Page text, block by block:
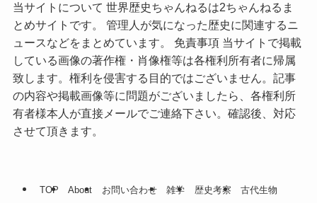
当サイトについて 世界歴史ちゃんねるは2ちゃんねるま
とめサイトです。 管理人が気になった歴史に関連するニ
ュースなどをまとめています。 免責事項 当サイトで掲載
している画像の著作権・肖像権等は各権利所有者に帰属
致します。権利を侵害する目的ではございません。記事
の内容や掲載画像等に問題がございましたら、各権利所
有者様本人が直接メールでご連絡下さい。確認後、対応
させて頂きます。
TOP About お問い合わせ 雑学 歴史考察 古代生物